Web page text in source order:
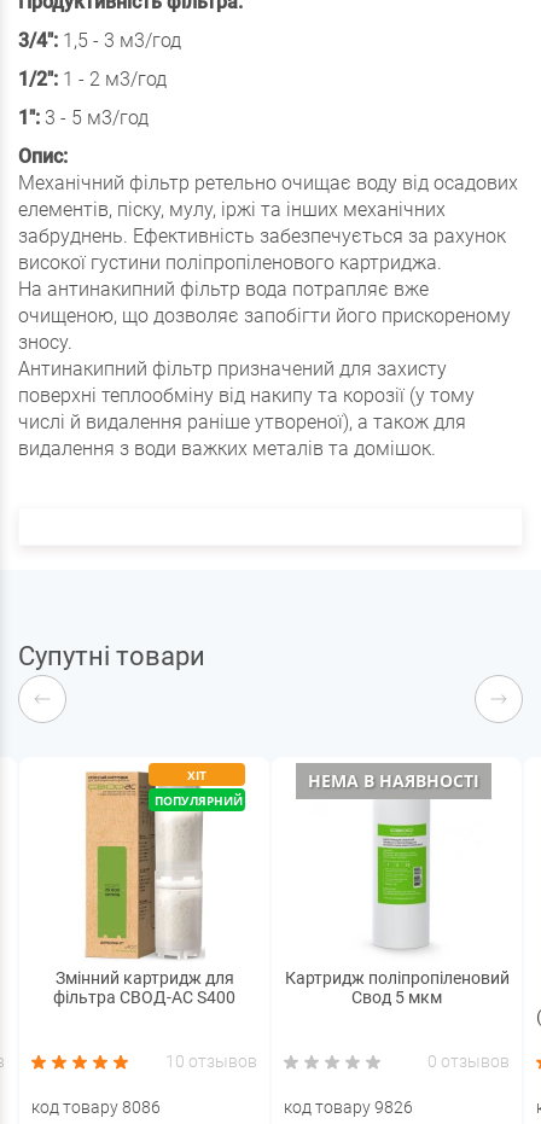
3/4": 1,5 - 3 м3/год
1/2": 1 - 2 м3/год
1": 3 - 5 м3/год
Опис:
Механічний фільтр ретельно очищає воду від осадових
елементів, піску, мулу, іржі та інших механічних
забруднень. Ефективність забезпечується за рахунок
високої густини поліпропіленового картриджа.
На антинакипний фільтр вода потрапляє вже
очищеною, що дозволяє запобігти його прискореному
зносу.
Антинакипний фільтр призначений для захисту
поверхні теплообміну від накипу та корозії (у тому
числі й видалення раніше утвореної), а також для
видалення з води важких металів та домішок.
Супутні товари
ХІТ
ПОПУЛЯРНИЙ
Змінний картридж для
фільтра СВОД-АС S400
10 отзывов
код товару 8086
НЕМА В НАЯВНОСТІ
Картридж поліпропіленовий
Свод 5 мкм
0 отзывов
код товару 9826